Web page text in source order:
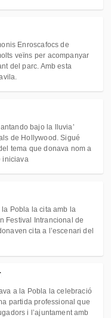
Enroscafocs de
veïns per acompanyar
del parc. Amb esta
bajo la lluvia’
de Hollywood. Sigué
tema que donava nom a
iniciava
Pobla la cita amb la
Festival Intrancional de
cita a l’escenari del
a la Pobla la celebració
partida professional que
i l’ajuntament amb